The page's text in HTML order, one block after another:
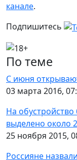
канале.
Подпишитесь
По теме
С июня
03 марта 2016,
На
выделено около
25 ноября 2015,
Россияне